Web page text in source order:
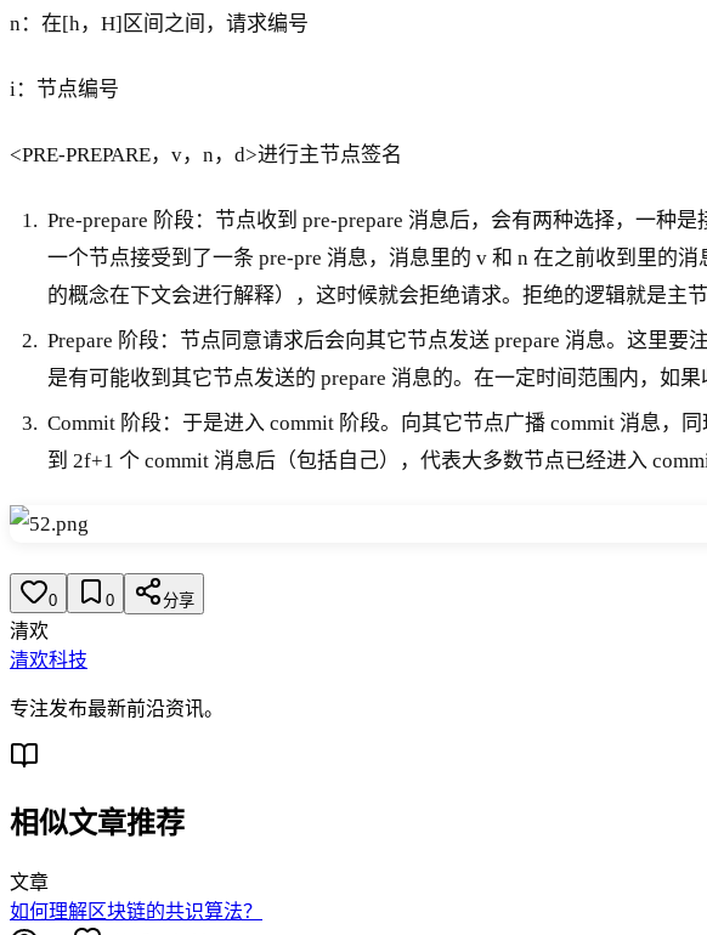
n：在[h，H]区间之间，请求编号
i：节点编号
<PRE-PREPARE，v，n，d>进行主节点签名
Pre-prepare 阶段：节点收到 pre-prepare 消息后，会有两种选择，一种
一个节点接受到了一条 pre-pre 消息，消息里的 v 和 n 在之前收到里的
的概念在下文会进行解释），这时候就会拒绝请求。拒绝的逻辑就是主
Prepare 阶段：节点同意请求后会向其它节点发送 prepare 消息。这里
是有可能收到其它节点发送的 prepare 消息的。在一定时间范围内，如
Commit 阶段：于是进入 commit 阶段。向其它节点广播 commit 消息，
到 2f+1 个 commit 消息后（包括自己），代表大多数节点已经进入
0 0 分享
清欢
清欢科技
专注发布最新前沿资讯。
相似文章推荐
文章
如何理解区块链的共识算法？